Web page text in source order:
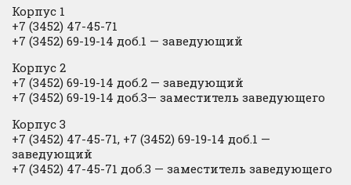
Корпус 1
+7 (3452) 47-45-71
+7 (3452) 69-19-14 доб.1 — заведующий
Корпус 2
+7 (3452) 69-19-14 доб.2 — заведующий
+7 (3452) 69-19-14 доб.3— заместитель заведующего
Корпус 3
+7 (3452) 47-45-71, +7 (3452) 69-19-14 доб.1 —
заведующий
+7 (3452) 47-45-71 доб.3 — заместитель заведующего